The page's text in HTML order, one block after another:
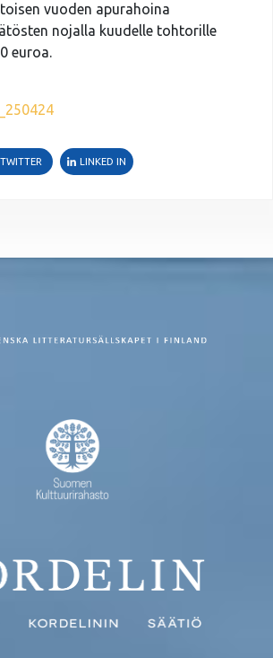
vuoden apurahoina
nojalla kuudelle tohtorille
euroa.
TWITTER LINKED IN